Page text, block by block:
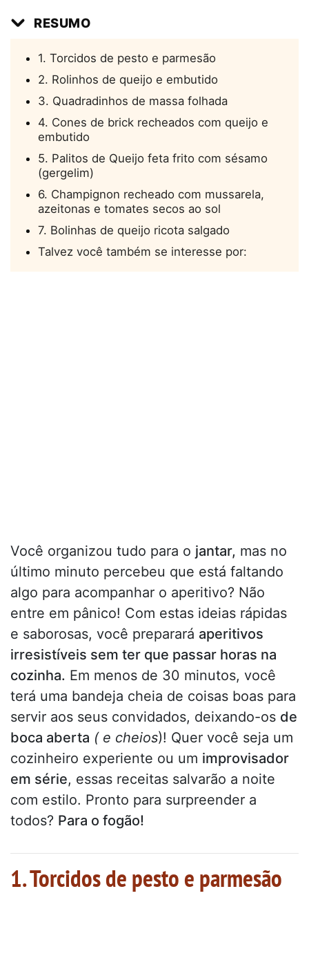
RESUMO
1. Torcidos de pesto e parmesão
2. Rolinhos de queijo e embutido
3. Quadradinhos de massa folhada
4. Cones de brick recheados com queijo e
embutido
5. Palitos de Queijo feta frito com sésamo
(gergelim)
6. Champignon recheado com mussarela,
azeitonas e tomates secos ao sol
7. Bolinhas de queijo ricota salgado
Talvez você também se interesse por:
Você organizou tudo para o jantar, mas no
último minuto percebeu que está faltando
algo para acompanhar o aperitivo? Não
entre em pânico! Com estas ideias rápidas
e saborosas, você preparará aperitivos
irresistíveis sem ter que passar horas na
cozinha. Em menos de 30 minutos, você
terá uma bandeja cheia de coisas boas para
servir aos seus convidados, deixando-os de
boca aberta ( e cheios)! Quer você seja um
cozinheiro experiente ou um improvisador
em série, essas receitas salvarão a noite
com estilo. Pronto para surpreender a
todos? Para o fogão!
1. Torcidos de pesto e parmesão